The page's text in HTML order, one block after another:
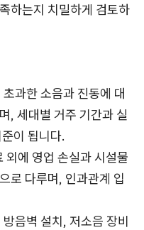
하는지 치밀하게 검토하
과한 소음과 진동에 대
, 세대별 거주 기간과 실
이 됩니다.
외에 영업 손실과 시설물
로 다루며, 인과관계 입
음벽 설치, 저소음 장비